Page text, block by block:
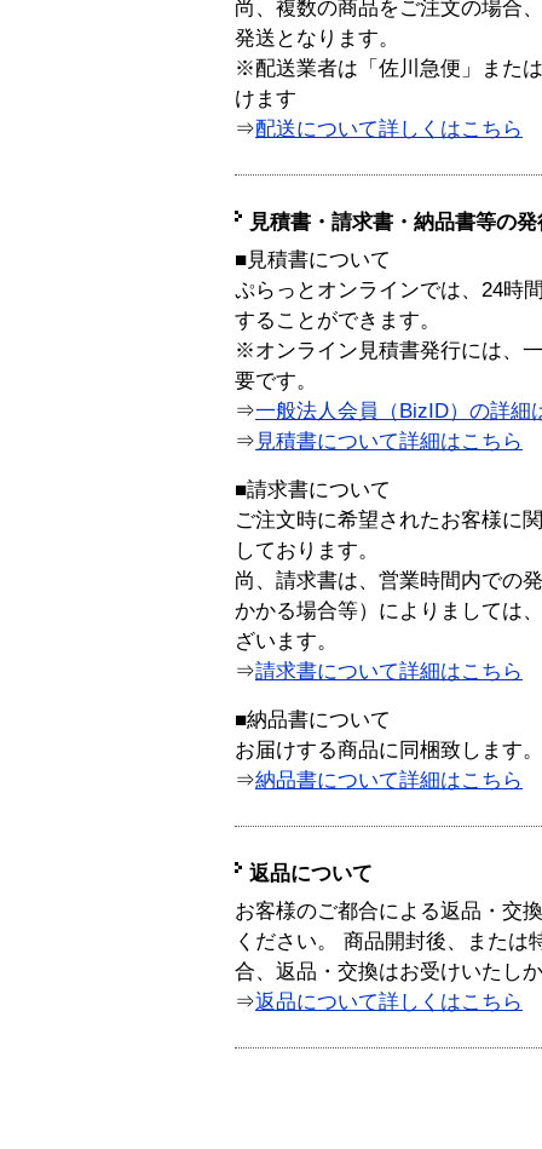
尚、複数の商品をご注文の場合
発送となります。
※配送業者は「佐川急便」また
けます
⇒配送について詳しくはこちら
見積書・請求書・納品書等の
■見積書について
ぷらっとオンラインでは、24時
することができます。
※オンライン見積書発行には、
要です。
⇒一般法人会員（BizID）の詳細
⇒ 見積書について詳細はこちら
■請求書について
ご注文時に希望されたお客様に
しております。
尚、請求書は、営業時間内での
かかる場合等）によりましては
ざいます。
⇒請求書について詳細はこちら
■納品書について
お届けする商品に同梱致します。
⇒納品書について詳細はこちら
返品について
お客様のご都合による返品・交
ください。 商品開封後、または
合、返品・交換はお受けいたし
⇒返品について詳しくはこちら